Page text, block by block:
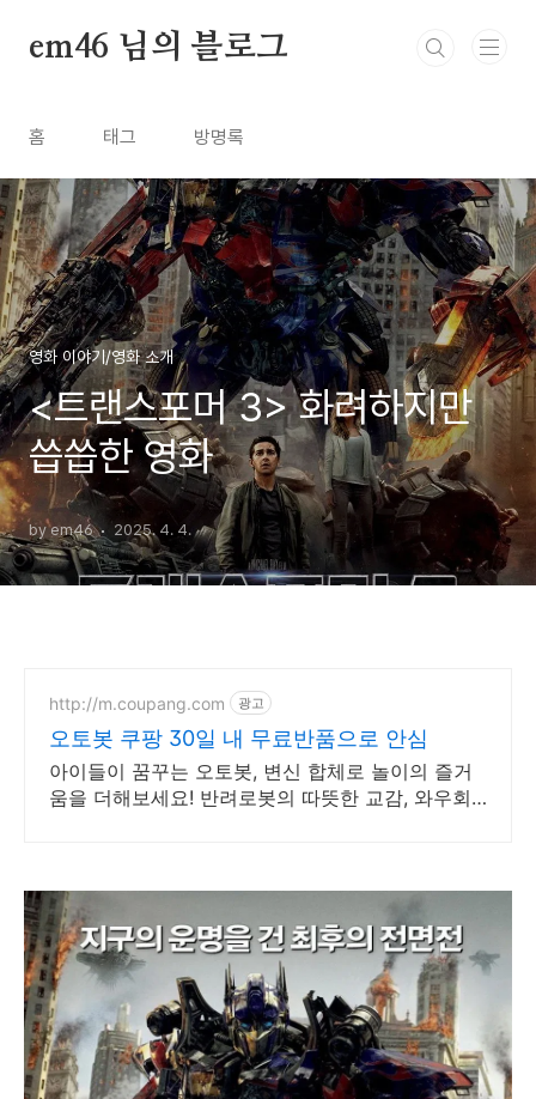
em46 님의 블로그
홈 태그 방명록
영화 이야기/영화 소개
<트랜스포머 3> 화려하지만
씁씁한 영화
by em46 2025. 4. 4.
http://m.coupang.com 광고
오토봇 쿠팡 30일 내 무료반품으로 안심
아이들이 꿈꾸는 오토봇, 변신 합체로 놀이의 즐거
움을 더해보세요! 반려로봇의 따뜻한 교감, 와우회